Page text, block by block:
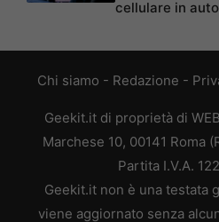
cellulare in auto
Chi siamo - Redazione -
Geekit.it di proprietà di
Marchese 10, 00141 Roma
Partita I.V.A.
Geekit.it non è una testata
viene aggiornato senza